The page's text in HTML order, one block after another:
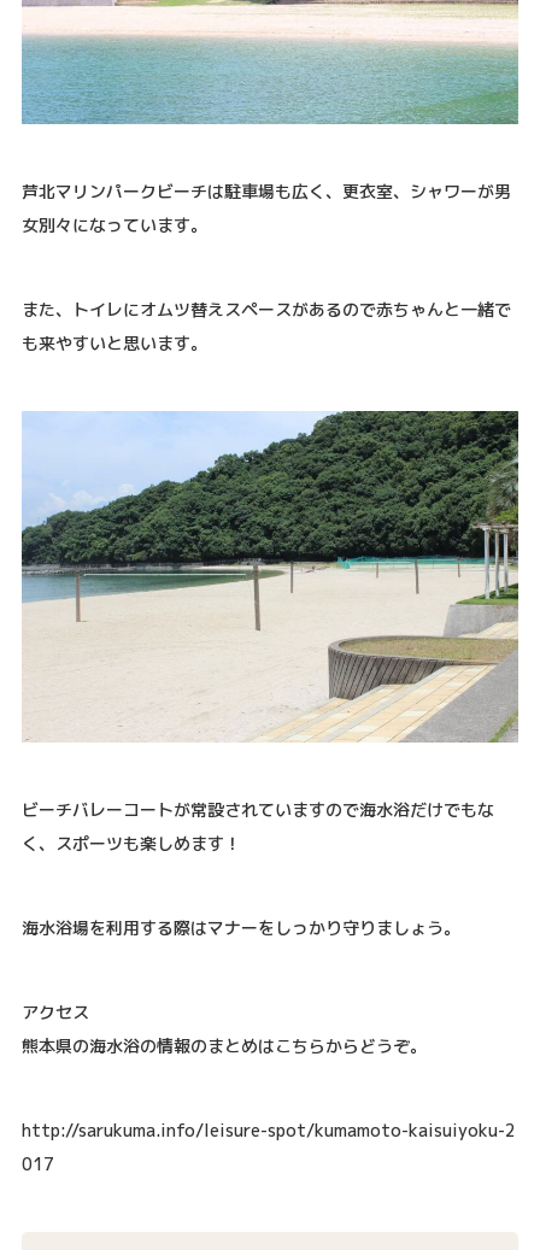
芦北マリンパークビーチは駐車場も広く、更衣室、シャワーが男
女別々になっています。
また、トイレにオムツ替えスペースがあるので赤ちゃんと一緒で
も来やすいと思います。
ビーチバレーコートが常設されていますので海水浴だけでもな
く、スポーツも楽しめます！
海水浴場を利用する際はマナーをしっかり守りましょう。
アクセス
熊本県の海水浴の情報のまとめはこちらからどうぞ。
http://sarukuma.info/leisure-spot/kumamoto-kaisuiyoku-2
017